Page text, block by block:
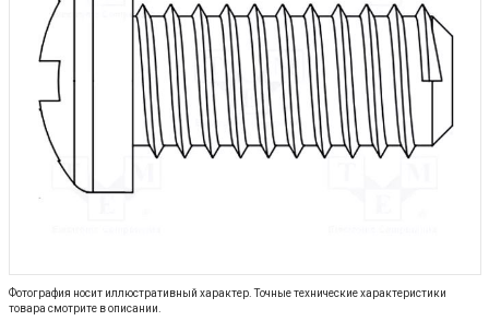
Фотография носит иллюстративный характер. Точные технические характеристики
товара смотрите в описании.